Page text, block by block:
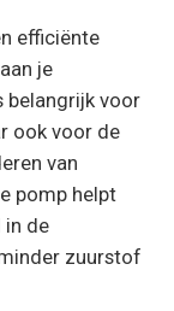
efficiënte
je
belangrijk voor
ook voor de
van
pomp helpt
in de
zuurstof